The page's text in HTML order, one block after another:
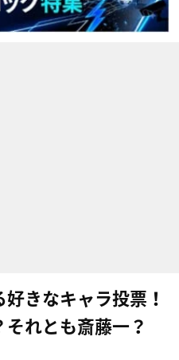
きなキャラ投票！
れとも斎藤一？